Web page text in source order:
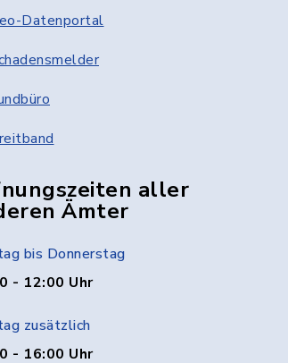
Datenportal
aller
Ämter
bis Donnerstag
- 12:00 Uhr
zusätzlich
- 16:00 Uhr